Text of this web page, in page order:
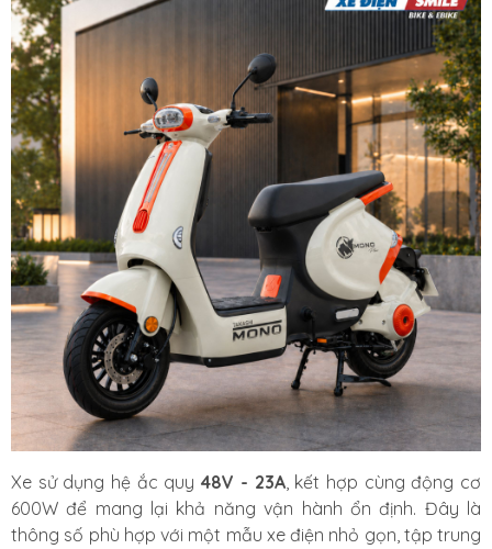
Xe sử dụng hệ ắc quy48V - 23A, kết hợp cùng động cơ
600W để mang lại khả năng vận hành ổn định. Đây là
thông số phù hợp với một mẫu xe điện nhỏ gọn, tập trung